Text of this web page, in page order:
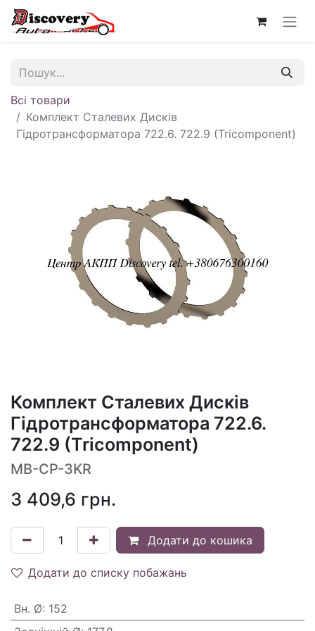
Всі товари
Комплект Сталевих Дисків
Гідротрансформатора 722.6. 722.9 (Tricomponent)
Комплект Сталевих Дисків
Гідротрансформатора 722.6.
722.9 (Tricomponent)
MB-CP-3KR
3 409,6 грн.
Додати до кошика
Додати до списку побажань
Вн. Ø: 152